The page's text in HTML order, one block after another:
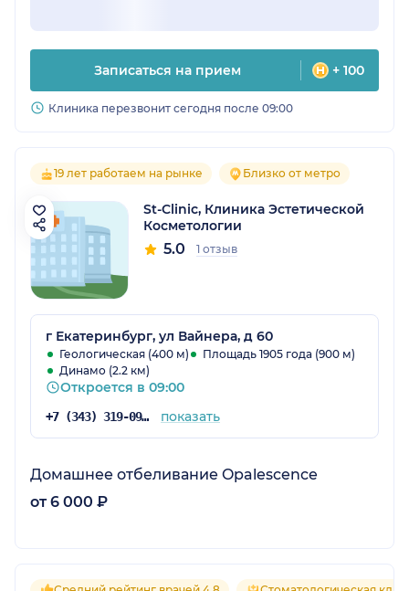
Записаться на прием + 100
Клиника перезвонит сегодня после 09:00
19 лет работаем на рынке Близко от метро
St-Clinic, Клиника Эстетической
Косметологии
5.0 1 отзыв
г Екатеринбург, ул Вайнера, д 60
Геологическая (400 м)
Площадь 1905 года (900 м)
Динамо (2.2 км)
Откроется в 09:00
+7 (343) 319-09-13 показать
Домашнее отбеливание Opalescence
от 6 000 ₽